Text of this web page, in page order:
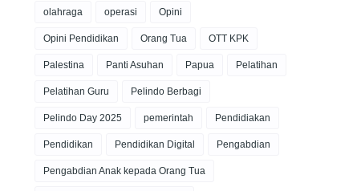
olahraga operasi Opini
Opini Pendidikan Orang Tua OTT KPK
Palestina Panti Asuhan Papua Pelatihan
Pelatihan Guru Pelindo Berbagi
Pelindo Day 2025 pemerintah Pendidiakan
Pendidikan Pendidikan Digital Pengabdian
Pengabdian Anak kepada Orang Tua